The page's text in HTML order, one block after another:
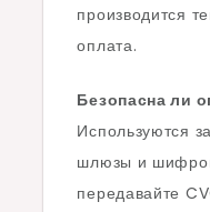
производится
оплата.
Безопасна ли
Используются
шлюзы и
передавайте